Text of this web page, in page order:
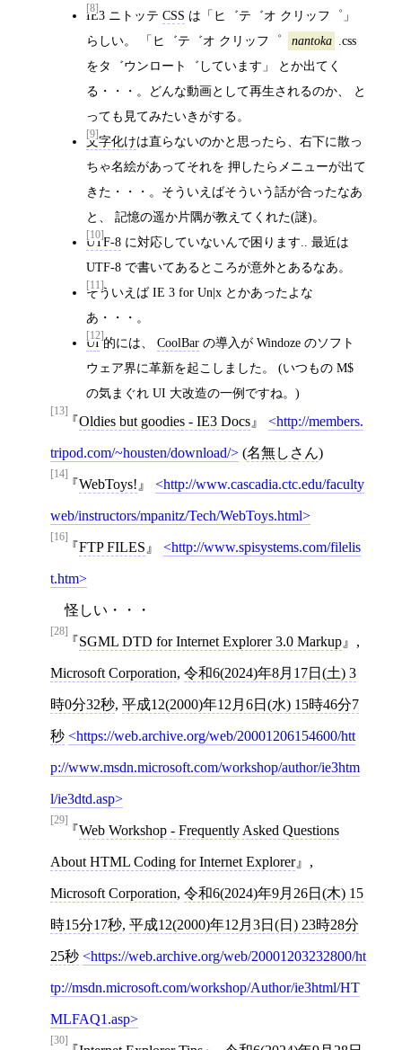
[8]
IE3 ニトッテ CSS は「ヒ゛テ゛オ クリッフ゜」
らしい。 「ヒ゛テ゛オ クリッフ゜
nantoka
.css
をタ゛ウンロート゛しています」 とか出てく
る・・・。どんな動画として再生されるのか、 と
っても見てみたいきがする。
[9]
文字化けは直らないのかと思ったら、右下に散っ
ちゃ名絵があってそれを 押したらメニューが出て
きた・・・。そういえばそういう話が合ったなあ
と、 記憶の遥か片隅が教えてくれた(謎)。
[10]
UTF-8 に対応していないんで困ります.. 最近は
UTF-8 で書いてあるところが意外とあるなあ。
[11]
そういえば IE 3 for Un|x とかあったよな
あ・・・。
[12]
UI的には、 CoolBar の導入が Windoze のソフト
ウェア界に革新を起こしました。 (いつもの M$
の気まぐれ UI 大改造の一例ですね。)
[13]
Oldies but goodies - IE3 Docs http://members.
tripod.com/~housten/download/ (名無しさん)
[14]
WebToys! http://www.cascadia.ctc.edu/faculty
web/instructors/mpanitz/Tech/WebToys.html
[16]
FTP FILES http://www.spisystems.com/filelis
t.htm
怪しい・・・
[28]
SGML DTD for Internet Explorer 3.0 Markup ,
Microsoft Corporation, 令和6(2024)年8月17日(土) 3
時0分32秒, 平成12(2000)年12月6日(水) 15時46分7
秒 https://web.archive.org/web/20001206154600/htt
p://www.msdn.microsoft.com/workshop/author/ie3htm
l/ie3dtd.asp
[29]
Web Workshop - Frequently Asked Questions
About HTML Coding for Internet Explorer ,
Microsoft Corporation, 令和6(2024)年9月26日(木) 15
時15分17秒, 平成12(2000)年12月3日(日) 23時28分
25秒 https://web.archive.org/web/20001203232800/ht
tp://msdn.microsoft.com/workshop/Author/ie3html/HT
MLFAQ1.asp
[30]